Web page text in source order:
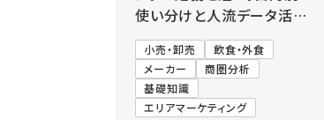
使い分けと人流データ活用
法
小売・卸売
飲食・外食
メーカー
商圏分析
基礎知識
エリアマーケティング